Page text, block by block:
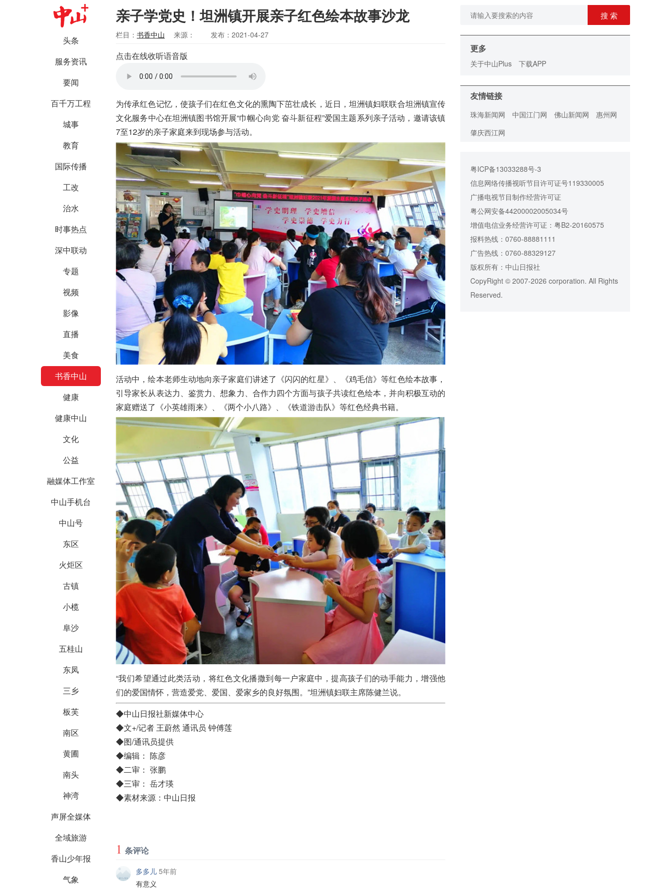
头条
服务资讯
要闻
百千万工程
城事
教育
国际传播
工改
治水
时事热点
深中联动
专题
视频
影像
直播
美食
书香中山
健康
健康中山
文化
公益
融媒体工作室
中山手机台
中山号
东区
火炬区
古镇
小榄
阜沙
五桂山
东凤
三乡
板芙
南区
黄圃
南头
神湾
声屏全媒体
全域旅游
香山少年报
气象
亲子学党史！坦洲镇开展亲子红色绘本故事沙龙
栏目： 书香中山 来源： 发布：2021-04-27
点击在线收听语音版
为传承红色记忆，使孩子们在红色文化的熏陶下茁壮成长，近日，坦洲镇妇联联合坦洲镇宣传
文化服务中心在坦洲镇图书馆开展“巾帼心向党 奋斗新征程”爱国主题系列亲子活动，邀请该镇
7至12岁的亲子家庭来到现场参与活动。
活动中，绘本老师生动地向亲子家庭们讲述了《闪闪的红星》、《鸡毛信》等红色绘本故事，
引导家长从表达力、鉴赏力、想象力、合作力四个方面与孩子共读红色绘本，并向积极互动的
家庭赠送了《小英雄雨来》、《两个小八路》、《铁道游击队》等红色经典书籍。
“我们希望通过此类活动，将红色文化播撒到每一户家庭中，提高孩子们的动手能力，增强他
们的爱国情怀，营造爱党、爱国、爱家乡的良好氛围。”坦洲镇妇联主席陈健兰说。
◆中山日报社新媒体中心
◆文+/记者 王蔚然 通讯员 钟傅莲
◆图/通讯员提供
◆编辑： 陈彦
◆二审： 张鹏
◆三审： 岳才瑛
◆素材来源：中山日报
1 条评论
多多儿 5年前
有意义
搜 索
更多
关于中山Plus 下载APP
友情链接
珠海新闻网 中国江门网 佛山新闻网
惠州网
肇庆西江网
粤ICP备13033288号-3
信息网络传播视听节目许可证号119330005
广播电视节目制作经营许可证
粤公网安备44200002005034号
增值电信业务经营许可证：粤B2-20160575
报料热线：0760-88881111
广告热线：0760-88329127
版权所有：中山日报社
CopyRight © 2007-2026 corporation. All Rights
Reserved.